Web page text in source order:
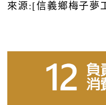
來源:[信義鄉梅子夢